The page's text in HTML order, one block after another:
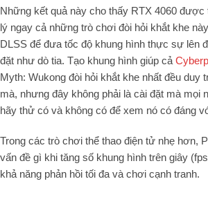
Những kết quả này cho thấy RTX 4060
lý ngay cả những trò chơi đòi hỏi khắt khe
DLSS để đưa tốc độ khung hình thực sự lên
đặt như dò tia. Tạo khung hình giúp cả
Myth: Wukong đòi hỏi khắt khe nhất đều duy
mà, nhưng đây không phải là cài đặt mà mọi
hãy thử có và không có để xem nó có đáng
Trong các trò chơi thể thao điện tử nhẹ hơn,
vấn đề gì khi tăng số khung hình trên giây
khả năng phản hồi tối đa và chơi cạnh tranh.